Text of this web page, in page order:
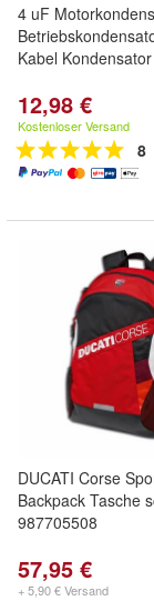
4 uF
Kabel Kondensator
12,98 €
Kostenloser Versand
8
DUCATI Corse
Backpack Tasche
987705508
57,95 €
+ 5,90 € Versand